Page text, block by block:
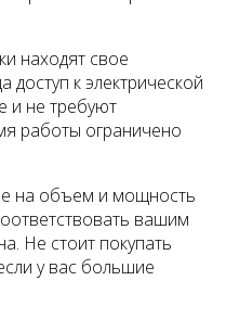
находят свое
доступ к электрической
и не требуют
работы ограничено
на объем и мощность
вашим
Не стоит покупать
у вас большие